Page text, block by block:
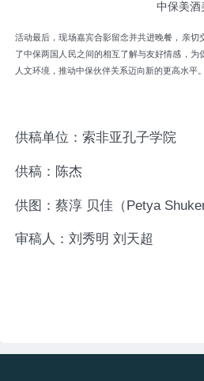
中保美酒
活动最后，现场嘉宾合影留念并共进晚餐，亲切
了中保两国人民之间的相互了解与友好情感，为
人文环境，推动中保伙伴关系迈向新的更高水平。
供稿单位：索非亚孔子学院
供稿：陈杰
供图：蔡淳 贝佳（Petya
审稿人：刘秀明 刘天超